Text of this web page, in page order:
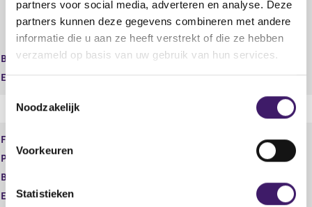
partners voor social media, adverteren en analyse. Deze
partners kunnen deze gegevens combineren met andere
informatie die u aan ze heeft verstrekt of die ze hebben
verzameld op basis van uw gebruik van hun services.
s
t
e
m
Noodzakelijk
Voorkeuren
Statistieken
arbeidsongeschiktheids- en
werkloosheidsverzekeringen) in
combinatie met vermogen
Begindatum
09 mrt 2021
Einddatum
Financiële dienst
Product
Begindatum
Einddatum